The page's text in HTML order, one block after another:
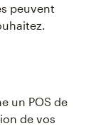
peuvent
un POS de
de vos